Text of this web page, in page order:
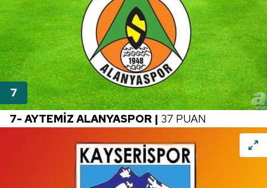
7- AYTEMİZ ALANYASPOR | 37 PUAN